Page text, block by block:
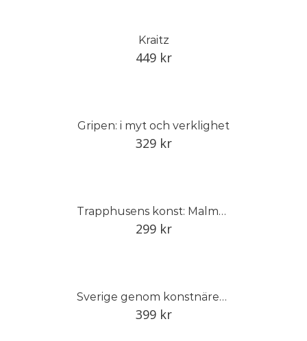
Kraitz
449 kr
Gripen: i myt och verklighet
329 kr
Trapphusens konst: Malmö 1930–1940
299 kr
Sverige genom konstnärens öga
399 kr